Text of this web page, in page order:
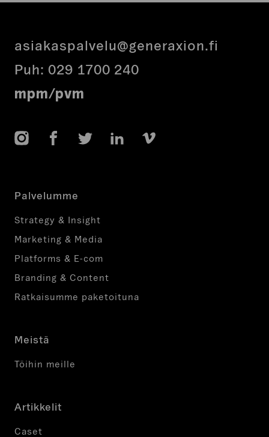
asiakaspalvelu@generaxion.fi
Puh: 029 1700 240
mpm/pvm
InstagramFacebookTwitter LinkedIn
Palvelumme
Strategy & Insight
Marketing & Media
Platforms & E-com
Branding & Content
Ratkaisumme paketoituna
Meistä
Töihin meille
Artikkelit
Caset